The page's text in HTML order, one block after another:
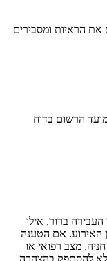
את הראיות ומסבירים
הרשום בדוח
ברור, אילו
האירוע. אם הטענה
מצב רפואי או
להסתפק בהצהרה